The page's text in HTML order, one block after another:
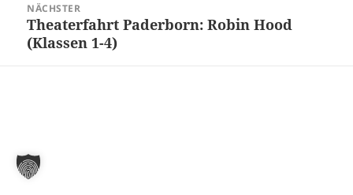
NÄCHSTER
Nächster
Beitrag:
Theaterfahrt Paderborn: Robin Hood
(Klassen 1-4)